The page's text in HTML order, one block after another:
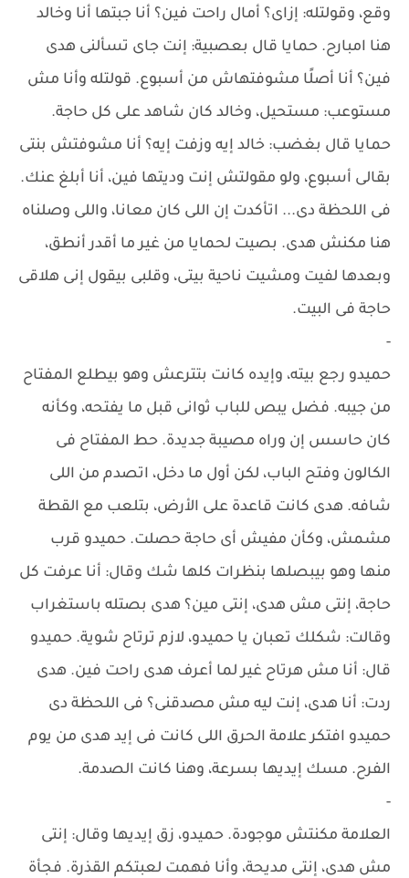
وقع، وقولتله: إزاى؟ أمال راحت فين؟ أنا جبتها أنا وخالد
هنا امبارح. حمايا قال بعصبية: إنت جاى تسألنى هدى
فين؟ أنا أصلًا مشوفتهاش من أسبوع. قولتله وأنا مش
مستوعب: مستحيل، وخالد كان شاهد على كل حاجة.
حمايا قال بغضب: خالد إيه وزفت إيه؟ أنا مشوفتش بنتى
بقالى أسبوع، ولو مقولتش إنت وديتها فين، أنا أبلغ عنك.
فى اللحظة دى... اتأكدت إن اللى كان معانا، واللى وصلناه
هنا مكنش هدى. بصيت لحمايا من غير ما أقدر أنطق،
وبعدها لفيت ومشيت ناحية بيتى، وقلبى بيقول إنى هلاقى
حاجة فى البيت.
-
حميدو رجع بيته، وإيده كانت بتترعش وهو بيطلع المفتاح
من جيبه. فضل يبص للباب ثوانى قبل ما يفتحه، وكأنه
كان حاسس إن وراه مصيبة جديدة. حط المفتاح فى
الكالون وفتح الباب، لكن أول ما دخل، اتصدم من اللى
شافه. هدى كانت قاعدة على الأرض، بتلعب مع القطة
مشمش، وكأن مفيش أى حاجة حصلت. حميدو قرب
منها وهو بيبصلها بنظرات كلها شك وقال: أنا عرفت كل
حاجة، إنتى مش هدى، إنتى مين؟ هدى بصتله باستغراب
وقالت: شكلك تعبان يا حميدو، لازم ترتاح شوية. حميدو
قال: أنا مش هرتاح غير لما أعرف هدى راحت فين. هدى
ردت: أنا هدى، إنت ليه مش مصدقنى؟ فى اللحظة دى
حميدو افتكر علامة الحرق اللى كانت فى إيد هدى من يوم
الفرح. مسك إيديها بسرعة، وهنا كانت الصدمة.
-
العلامة مكنتش موجودة. حميدو، زق إيديها وقال: إنتى
مش هدى، إنتى مديحة، وأنا فهمت لعبتكم القذرة. فجأة